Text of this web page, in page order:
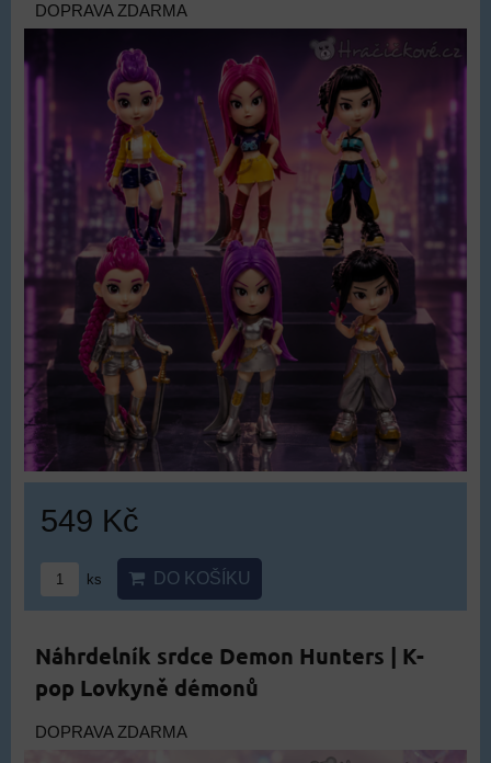
DOPRAVA ZDARMA
549 Kč
ks DO KOŠÍKU
Náhrdelník srdce Demon Hunters | K-
pop Lovkyně démonů
DOPRAVA ZDARMA